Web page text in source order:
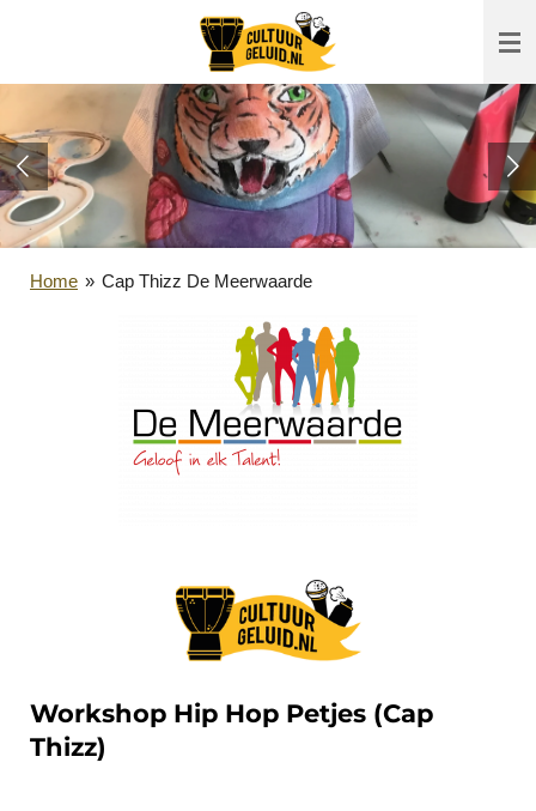
naar
hoofdinhoud
Home » Cap Thizz De Meerwaarde
Workshop Hip Hop Petjes (Cap
Thizz)